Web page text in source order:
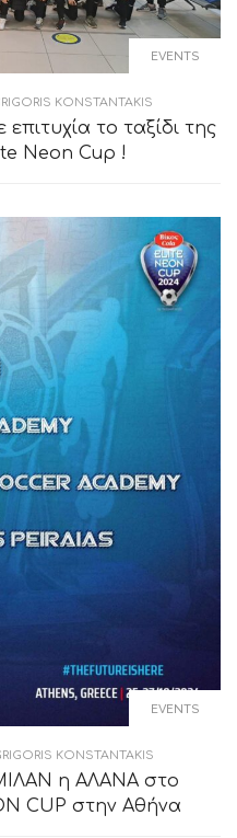
EVENTS
KONSTANTAKIS
το ταξίδι της
Neon Cup !
EVENTS
KONSTANTAKIS
η ΑΛΑΝΑ στο
CUP στην Αθήνα